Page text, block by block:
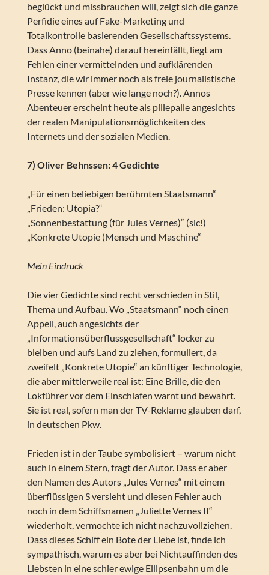
beglückt und missbrauchen will, zeigt sich die ganze
Perfidie eines auf Fake-Marketing und
Totalkontrolle basierenden Gesellschaftssystems.
Dass Anno (beinahe) darauf hereinfällt, liegt am
Fehlen einer vermittelnden und aufklärenden
Instanz, die wir immer noch als freie journalistische
Presse kennen (aber wie lange noch?). Annos
Abenteuer erscheint heute als pillepalle angesichts
der realen Manipulationsmöglichkeiten des
Internets und der sozialen Medien.
7) Oliver Behnssen: 4 Gedichte
„Für einen beliebigen berühmten Staatsmann“
„Frieden: Utopia?“
„Sonnenbestattung (für Jules Vernes)“ (sic!)
„Konkrete Utopie (Mensch und Maschine“
Mein Eindruck
Die vier Gedichte sind recht verschieden in Stil,
Thema und Aufbau. Wo „Staatsmann“ noch einen
Appell, auch angesichts der
„Informationsüberflussgesellschaft“ locker zu
bleiben und aufs Land zu ziehen, formuliert, da
zweifelt „Konkrete Utopie“ an künftiger Technologie,
die aber mittlerweile real ist: Eine Brille, die den
Lokführer vor dem Einschlafen warnt und bewahrt.
Sie ist real, sofern man der TV-Reklame glauben darf,
in deutschen Pkw.
Frieden ist in der Taube symbolisiert – warum nicht
auch in einem Stern, fragt der Autor. Dass er aber
den Namen des Autors „Jules Vernes“ mit einem
überflüssigen S versieht und diesen Fehler auch
noch in dem Schiffsnamen „Juliette Vernes II“
wiederholt, vermochte ich nicht nachzuvollziehen.
Dass dieses Schiff ein Bote der Liebe ist, finde ich
sympathisch, warum es aber bei Nichtauffinden des
Liebsten in eine schier ewige Ellipsenbahn um die